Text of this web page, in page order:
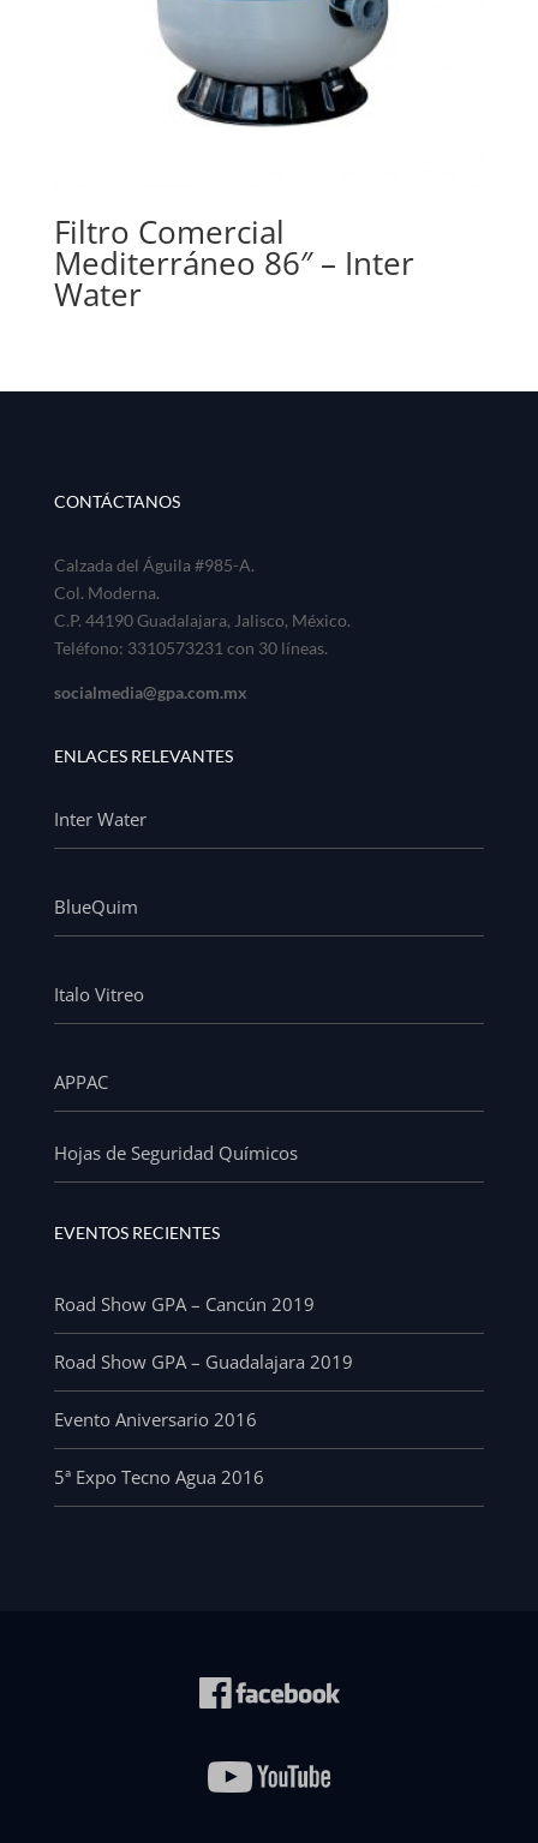
Filtro Comercial
Mediterráneo 86″ – Inter
Water
CONTÁCTANOS
Calzada del Águila #985-A.
Col. Moderna.
C.P. 44190 Guadalajara, Jalisco, México.
Teléfono: 3310573231 con 30 líneas.
socialmedia@gpa.com.mx
ENLACES RELEVANTES
Inter Water
BlueQuim
Italo Vitreo
APPAC
Hojas de Seguridad Químicos
EVENTOS RECIENTES
Road Show GPA – Cancún 2019
Road Show GPA – Guadalajara 2019
Evento Aniversario 2016
5ª Expo Tecno Agua 2016